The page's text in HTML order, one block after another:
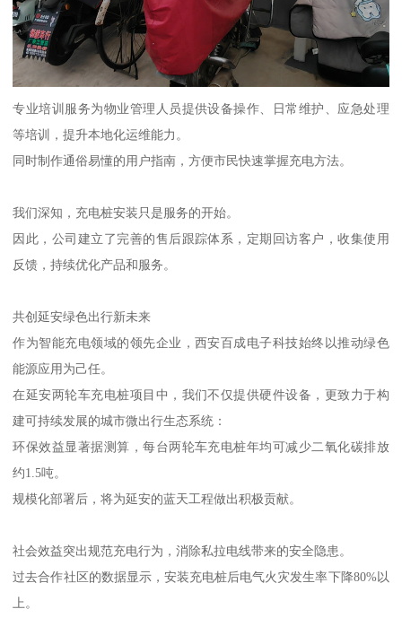
专业培训服务为物业管理人员提供设备操作、日常维护、应急处理
等培训，提升本地化运维能力。
同时制作通俗易懂的用户指南，方便市民快速掌握充电方法。
我们深知，充电桩安装只是服务的开始。
因此，公司建立了完善的售后跟踪体系，定期回访客户，收集使用
反馈，持续优化产品和服务。
共创延安绿色出行新未来
作为智能充电领域的领先企业，西安百成电子科技始终以推动绿色
能源应用为己任。
在延安两轮车充电桩项目中，我们不仅提供硬件设备，更致力于构
建可持续发展的城市微出行生态系统：
环保效益显著据测算，每台两轮车充电桩年均可减少二氧化碳排放
约1.5吨。
规模化部署后，将为延安的蓝天工程做出积极贡献。
社会效益突出规范充电行为，消除私拉电线带来的安全隐患。
过去合作社区的数据显示，安装充电桩后电气火灾发生率下降80%以
上。